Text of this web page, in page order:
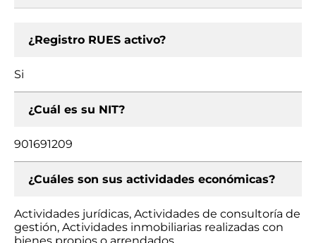
¿Registro RUES activo?
Si
¿Cuál es su NIT?
901691209
¿Cuáles son sus actividades económicas?
Actividades jurídicas, Actividades de consultoría de
gestión, Actividades inmobiliarias realizadas con